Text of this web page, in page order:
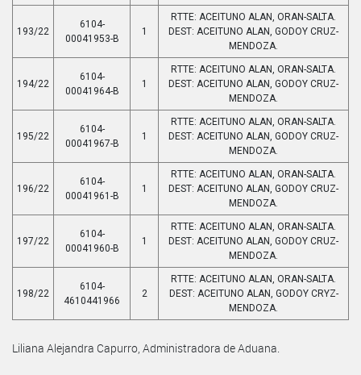
193/22
6104-
00041953-B
1
RTTE: ACEITUNO ALAN, ORAN-SALTA.
DEST: ACEITUNO ALAN, GODOY CRUZ-
MENDOZA.
194/22
6104-
00041964-B
1
RTTE: ACEITUNO ALAN, ORAN-SALTA.
DEST: ACEITUNO ALAN, GODOY CRUZ-
MENDOZA.
195/22
6104-
00041967-B
1
RTTE: ACEITUNO ALAN, ORAN-SALTA.
DEST: ACEITUNO ALAN, GODOY CRUZ-
MENDOZA.
196/22
6104-
00041961-B
1
RTTE: ACEITUNO ALAN, ORAN-SALTA.
DEST: ACEITUNO ALAN, GODOY CRUZ-
MENDOZA.
197/22
6104-
00041960-B
1
RTTE: ACEITUNO ALAN, ORAN-SALTA.
DEST: ACEITUNO ALAN, GODOY CRUZ-
MENDOZA.
198/22
6104-
4610441966
2
RTTE: ACEITUNO ALAN, ORAN-SALTA.
DEST: ACEITUNO ALAN, GODOY CRYZ-
MENDOZA.
Liliana Alejandra Capurro, Administradora de Aduana.